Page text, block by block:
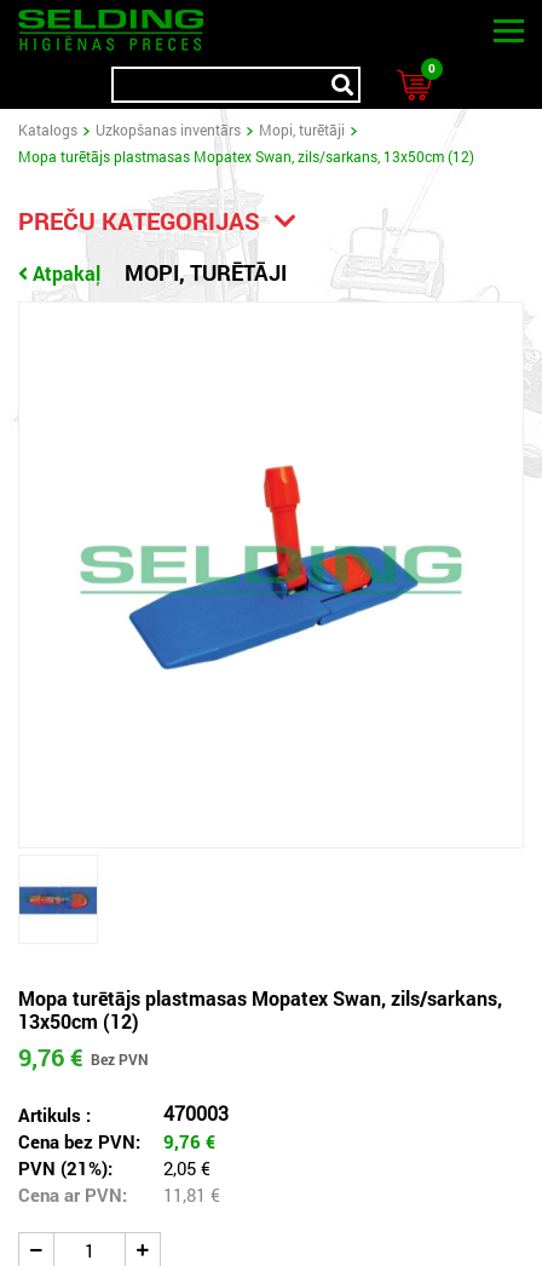
0
Katalogs Uzkopšanas inventārs
Mopi, turētāji
Mopa turētājs plastmasas Mopatex Swan, zils/sarkans, 13x50cm (12)
PREČU KATEGORIJAS
Atpakaļ MOPI, TURĒTĀJI
Mopa turētājs plastmasas Mopatex Swan, zils/sarkans,
13x50cm (12)
9,76 €
Artikuls : 470003
Cena bez PVN: 9,76 €
PVN (21%):
2,05 €
Cena ar PVN:
11,81 €